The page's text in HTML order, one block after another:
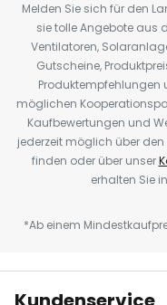
Melden Sie sich für den
sie tolle Angebote aus
Ventilatoren,
Gutscheine,
Produktempfehlungen
möglichen
Kaufbewertungen und
jederzeit möglich über den
finden oder über unser
erhalten Sie
*Ab einem